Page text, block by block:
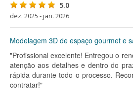
5.0
dez. 2025 - jan. 2026
Modelagem 3D de espaço gourmet e
"Profissional excelente! Entregou o
atenção aos detalhes e dentro do
rápida durante todo o processo.
contratar!"